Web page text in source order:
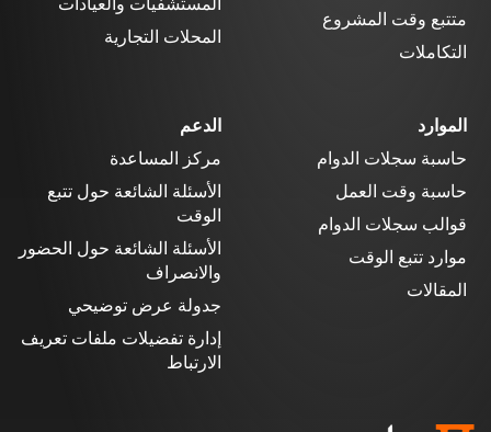
متتبع وقت المشروع
التكاملات
المحلات التجارية
الموارد
حاسبة سجلات الدوام
حاسبة وقت العمل
قوالب سجلات الدوام
موارد تتبع الوقت
المقالات
الدعم
مركز المساعدة
الأسئلة الشائعة حول تتبع
الوقت
الأسئلة الشائعة حول الحضور
والانصراف
جدولة عرض توضيحي
إدارة تفضيلات ملفات تعريف
الارتباط